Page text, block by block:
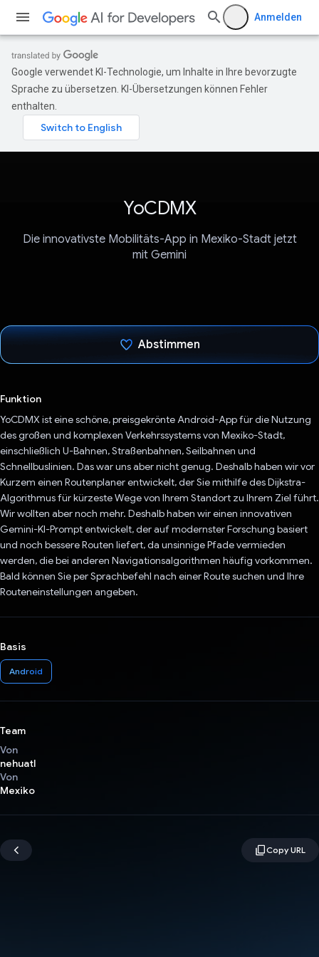
Anmelden
Google verwendet KI-Technologie, um Inhalte in Ihre bevorzugte
Sprache zu übersetzen. KI-Übersetzungen können Fehler
enthalten.
YoCDMX
Die innovativste Mobilitäts-App in Mexiko-Stadt jetzt
mit Gemini
Abstimmen
Funktion
YoCDMX ist eine schöne, preisgekrönte Android-App für die Nutzung
des großen und komplexen Verkehrssystems von Mexiko-Stadt,
einschließlich U-Bahnen, Straßenbahnen, Seilbahnen und
Schnellbuslinien. Das war uns aber nicht genug. Deshalb haben wir vor
Kurzem einen Routenplaner entwickelt, der Sie mithilfe des Dijkstra-
Algorithmus für kürzeste Wege von Ihrem Standort zu Ihrem Ziel führt.
Wir wollten aber noch mehr. Deshalb haben wir einen innovativen
Gemini-KI-Prompt entwickelt, der auf modernster Forschung basiert
und noch bessere Routen liefert, da unsinnige Pfade vermieden
werden, die bei anderen Navigationsalgorithmen häufig vorkommen.
Bald können Sie per Sprachbefehl nach einer Route suchen und Ihre
Routeneinstellungen angeben.
Basis
Android
Team
Von
nehuatl
Von
Mexiko